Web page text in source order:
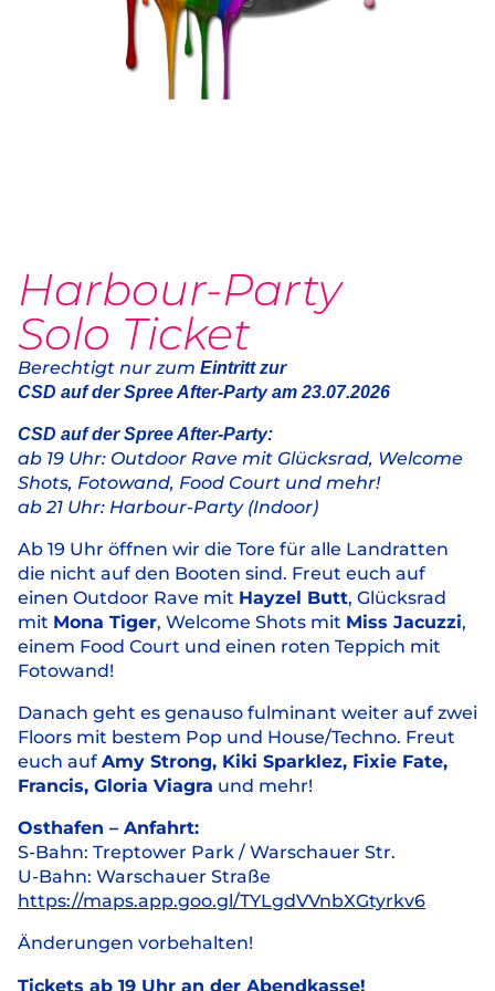
Harbour-Party
Solo Ticket
Berechtigt nur zum Eintritt zur
CSD auf der Spree After-Party am 23.07.2026
CSD auf der Spree After-Party:
ab 19 Uhr: Outdoor Rave mit Glücksrad, Welcome
Shots, Fotowand, Food Court und mehr!
ab 21 Uhr: Harbour-Party (Indoor)
Ab 19 Uhr öffnen wir die Tore für alle Landratten
die nicht auf den Booten sind. Freut euch auf
einen Outdoor Rave mit Hayzel Butt, Glücksrad
mit Mona Tiger, Welcome Shots mit Miss Jacuzzi,
einem Food Court und einen roten Teppich mit
Fotowand!
Danach geht es genauso fulminant weiter auf zwei
Floors mit bestem Pop und House/Techno. Freut
euch auf Amy Strong, Kiki Sparklez, Fixie Fate,
Francis, Gloria Viagra und mehr!
Osthafen – Anfahrt:
S-Bahn: Treptower Park / Warschauer Str.
U-Bahn: Warschauer Straße
https://maps.app.goo.gl/TYLgdVVnbXGtyrkv6
Änderungen vorbehalten!
Tickets ab 19 Uhr an der Abendkasse!